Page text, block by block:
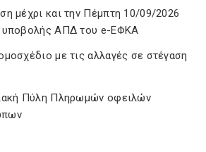
μέχρι και την Πέμπτη 10/09/2026
υποβολής ΑΠΔ του e-ΕΦΚΑ
με τις αλλαγές σε στέγαση
Πύλη Πληρωμών οφειλών